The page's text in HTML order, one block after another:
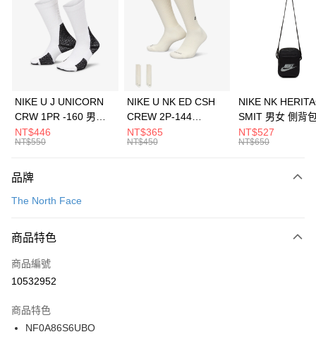
3 期 0 利率 每期 21家銀行
合作金庫商業銀行
第一商業銀行
華南商業銀行
彰化商業銀行
上海商業儲蓄銀行
元大商業銀行
台灣樂天信用卡公司
Apple Pay
全盈+PAY
AFTEE先享後付
【關於「AFTEE先享後付」】
便利好安心！
３．安心：先確認商品／服務後，再付款。
【「AFTEE先享後付」結帳流程】
１．於結帳方式選擇「AFTEE先享後付」後，將跳轉至「AFTEE先享後付」
２．訂單成立數日內，您將收到繳費通知簡訊。
３．收到繳費通知簡訊後14天內，點擊此簡訊中的連結，可透過四大超商／
ATM／網路銀行／等多元方式進行付款，方視為交易完成。
運送方式
每筆NT$100，滿NT$1,500(含以上)免運費
宅配
每筆NT$100，滿NT$1,500(含以上)免運費
付款後門市自取
每筆NT$100，滿NT$1,500(含以上)免運費
NIKE U J UNICORN
CRW 1PR -160 男女
中統襪 FZ3393100
NT$446
NT$550
NIKE U NK ED CSH
CREW 2P-144
EMBRDY 男女 短統襪
FZ3073133
NT$365
NT$450
NIKE NK
SMIT 男女 側背
BA5871010
NT$527
NT$650
品牌
The North Face
商品特色
商品編號
10532952
商品特色
NF0A86S6UBO